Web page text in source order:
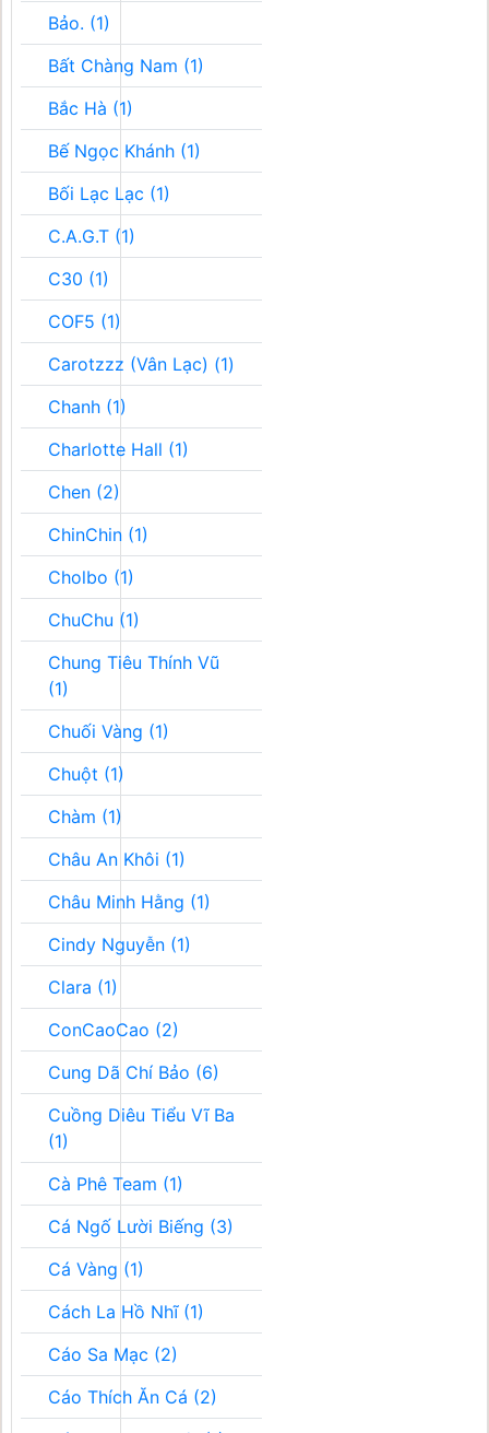
Bảo. (1)
Bất Chàng Nam (1)
Bắc Hà (1)
Bế Ngọc Khánh (1)
Bối Lạc Lạc (1)
C.A.G.T (1)
C30 (1)
COF5 (1)
Carotzzz (Vân Lạc) (1)
Chanh (1)
Charlotte Hall (1)
Chen (2)
ChinChin (1)
Cholbo (1)
ChuChu (1)
Chung Tiêu Thính Vũ
(1)
Chuối Vàng (1)
Chuột (1)
Chàm (1)
Châu An Khôi (1)
Châu Minh Hằng (1)
Cindy Nguyễn (1)
Clara (1)
ConCaoCao (2)
Cung Dã Chí Bảo (6)
Cuồng Diêu Tiểu Vĩ Ba
(1)
Cà Phê Team (1)
Cá Ngố Lười Biếng (3)
Cá Vàng (1)
Cách La Hồ Nhĩ (1)
Cáo Sa Mạc (2)
Cáo Thích Ăn Cá (2)